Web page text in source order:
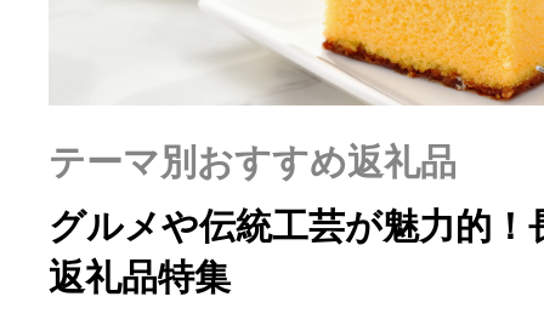
10秒ぴったり診断
はじめるバイブルとは
よくあるご質問
テーマ別おすすめ返礼品
グルメや伝統工芸が魅力的！
返礼品特集